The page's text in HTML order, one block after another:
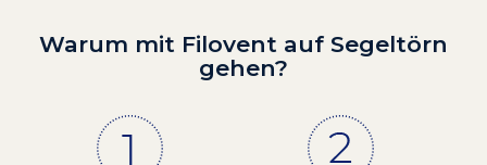
Warum mit Filovent auf Segeltörn
gehen?